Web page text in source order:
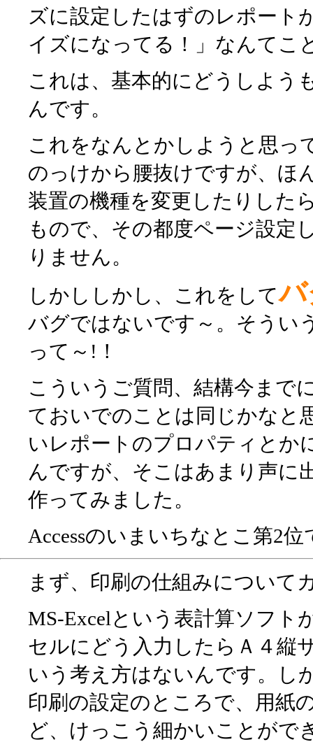
ズに設定したはずのレポート
イズになってる！」なんてこ
これは、基本的にどうしよう
んです。
これをなんとかしようと思っ
のっけから腰抜けですが、ほ
装置の機種を変更したりした
もので、その都度ページ設定
りません。
しかししかし、これをして
バグではないです～。そうい
って～!！
こういうご質問、結構今まで
ておいでのことは同じかなと
いレポートのプロパティとか
んですが、そこはあまり声に
作ってみました。
Accessのいまいちなとこ第2
まず、印刷の仕組みについて
MS-Excelという表計算ソフト
セルにどう入力したらＡ４縦
いう考え方はないんです。し
印刷の設定のところで、用紙
ど、けっこう細かいことがで